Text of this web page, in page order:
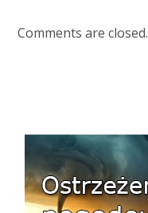
Comments are closed.